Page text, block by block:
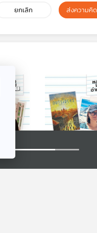
ยกเลิก ส่งความคิ
ย์
สัมพันธ์